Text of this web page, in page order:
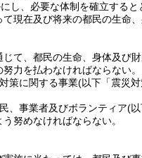
し、必要な体制を確立する
現在及び将来の都民の生命
て、都民の生命、身体及び
力を払わなければならない。
策に関する事業(以下「震災
、事業者及びボランティア(
努めなければならない。